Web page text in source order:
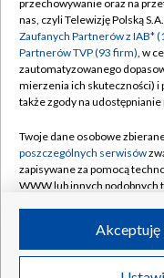
Abonament TVP
Emisja w TVP
Centrum informacji
Naziemna Telewizja
Rada Programowa
System NOS
Informacje o
Program dla prasy
©2026
przechowywanie oraz na
nas, czyli Telewizję Polską
Zaufanych Partnerów z IAB*
Partnerów TVP (93 firm), w
zautomatyzowanego
mierzenia ich skuteczności) i
także zgody na
Twoje dane osobowe
poszczególnych serwisów
zapisywane za pomocą
WWW lub innych
ruchu w Internecie.
Twoje dane osobowe
Akceptuję